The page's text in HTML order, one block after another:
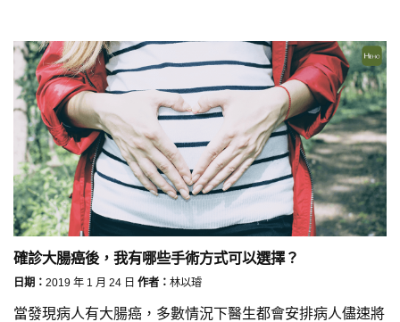
確診大腸癌後，我有哪些手術方式可以選擇？
日期： 2019 年 1 月 24 日 作者： 林以璿
當發現病人有大腸癌，多數情況下醫生都會安排病人儘速將